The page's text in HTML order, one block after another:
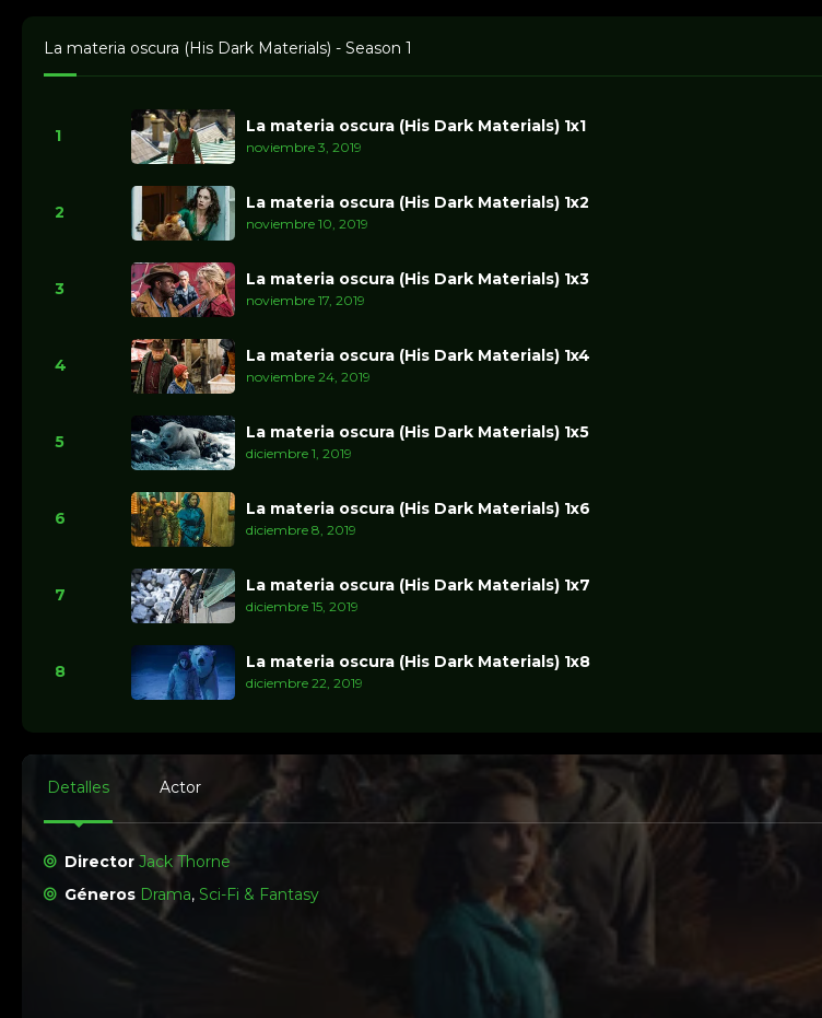
La materia oscura (His Dark Materials) - Season 1
1 La materia oscura (His Dark Materials) 1x1
noviembre 3, 2019
2 La materia oscura (His Dark Materials) 1x2
noviembre 10, 2019
3 La materia oscura (His Dark Materials) 1x3
noviembre 17, 2019
4 La materia oscura (His Dark Materials) 1x4
noviembre 24, 2019
5 La materia oscura (His Dark Materials) 1x5
diciembre 1, 2019
6 La materia oscura (His Dark Materials) 1x6
diciembre 8, 2019
7 La materia oscura (His Dark Materials) 1x7
diciembre 15, 2019
8 La materia oscura (His Dark Materials) 1x8
diciembre 22, 2019
Detalles Actor
Director Jack Thorne
Géneros Drama,Sci-Fi & Fantasy